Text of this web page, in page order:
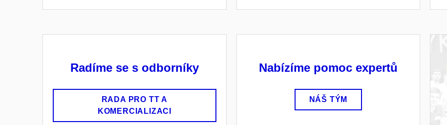
Radíme se s odborníky
RADA PRO TT A
KOMERCIALIZACI
Nabízíme pomoc expertů
NÁŠ TÝM